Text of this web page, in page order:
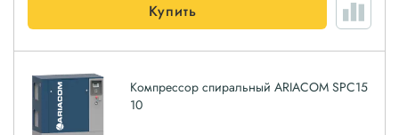
Купить
Компрессор спиральный ARIACOM SPC15
10